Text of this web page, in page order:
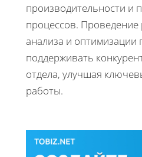
производительности и
процессов. Проведение
анализа и оптимизации
поддерживать
отдела, улучшая
работы.